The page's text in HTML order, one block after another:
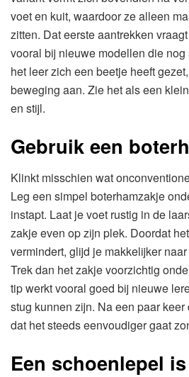
voet en kuit, waardoor ze alleen
zitten. Dat eerste aantrekken
vooral bij nieuwe modellen die nog
het leer zich een beetje heeft
beweging aan. Zie het als een
en stijl.
Gebruik een
Klinkt misschien wat
Leg een simpel boterhamzakje
instapt. Laat je voet rustig in de
zakje even op zijn plek. Doordat
vermindert, glijd je makkelijker
Trek dan het zakje voorzichtig
tip werkt vooral goed bij nieuwe
stug kunnen zijn. Na een paar
dat het steeds eenvoudiger gaat
Een schoenlepel